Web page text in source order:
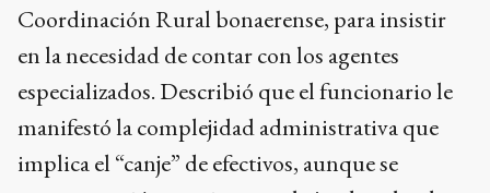
Coordinación Rural bonaerense, para insistir
en la necesidad de contar con los agentes
especializados. Describió que el funcionario le
manifestó la complejidad administrativa que
implica el “canje” de efectivos, aunque se